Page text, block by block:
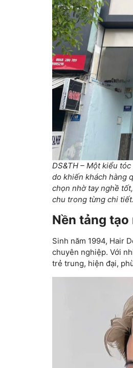
DS&TH – Một kiểu
do khiến khách hàng
chọn nhờ tay nghề
chu trong từng chi tiết.
Nền tảng
Sinh năm 1994, Hair
chuyên nghiệp. Với
trẻ trung, hiện đại,